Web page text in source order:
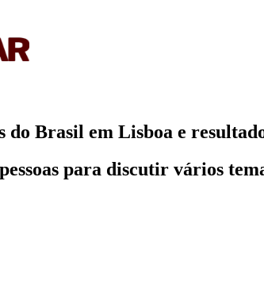
Brasil em Lisboa e
para discutir vários